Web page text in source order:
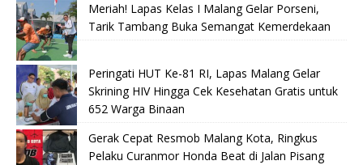
Meriah! Lapas Kelas I Malang Gelar Porseni,
Tarik Tambang Buka Semangat Kemerdekaan
Peringati HUT Ke-81 RI, Lapas Malang Gelar
Skrining HIV Hingga Cek Kesehatan Gratis untuk
652 Warga Binaan
Gerak Cepat Resmob Malang Kota, Ringkus
Pelaku Curanmor Honda Beat di Jalan Pisang